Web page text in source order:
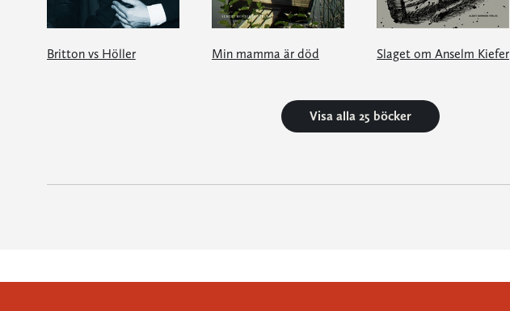
Britton vs Höller Min mamma är död Slaget om Anselm Kiefer
Visa alla 25 böcker